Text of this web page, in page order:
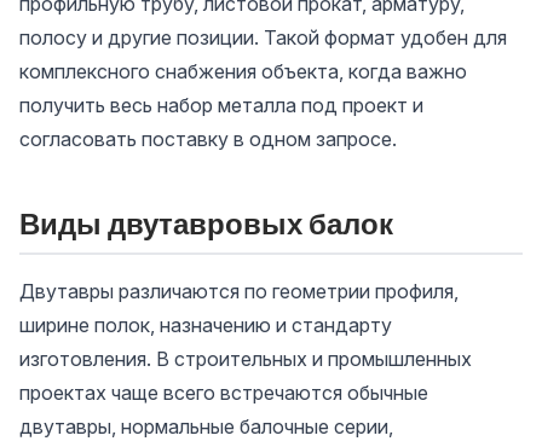
полосу и другие позиции. Такой формат удобен для
комплексного снабжения объекта, когда важно
получить весь набор металла под проект и
согласовать поставку в одном запросе.
Виды двутавровых балок
Двутавры различаются по геометрии профиля,
ширине полок, назначению и стандарту
изготовления. В строительных и промышленных
проектах чаще всего встречаются обычные
двутавры, нормальные балочные серии,